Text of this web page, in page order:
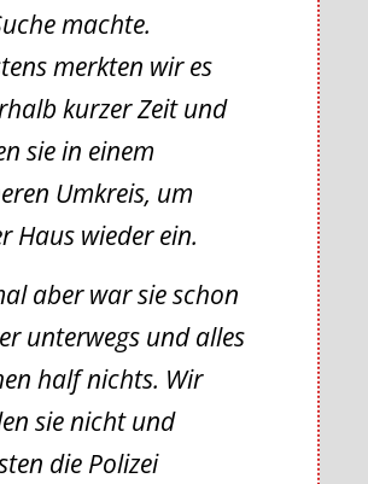
machte.
merkten wir es
kurzer Zeit und
sie in einem
Umkreis, um
Haus wieder ein.
aber war sie schon
unterwegs und alles
half nichts. Wir
sie nicht und
die Polizei